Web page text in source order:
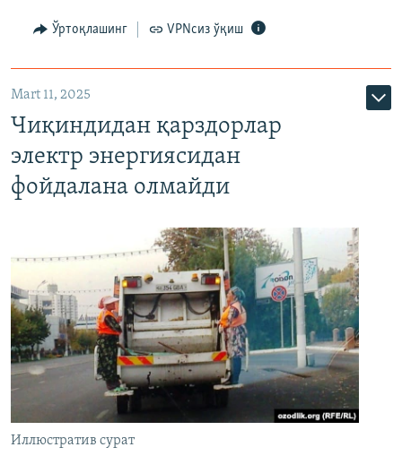
Ўртоқлашинг VPNсиз ўқиш
Mart 11, 2025
Чиқиндидан қарздорлар
электр энергиясидан
фойдалана олмайди
Иллюстратив сурат